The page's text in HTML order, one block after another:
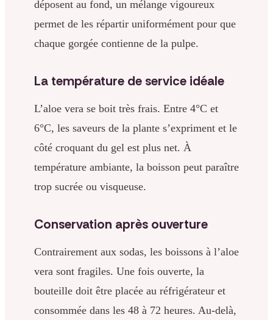
déposent au fond, un mélange vigoureux
permet de les répartir uniformément pour que
chaque gorgée contienne de la pulpe.
La température de service idéale
L’aloe vera se boit très frais. Entre 4°C et
6°C, les saveurs de la plante s’expriment et le
côté croquant du gel est plus net. À
température ambiante, la boisson peut paraître
trop sucrée ou visqueuse.
Conservation après ouverture
Contrairement aux sodas, les boissons à l’aloe
vera sont fragiles. Une fois ouverte, la
bouteille doit être placée au réfrigérateur et
consommée dans les 48 à 72 heures. Au-delà,